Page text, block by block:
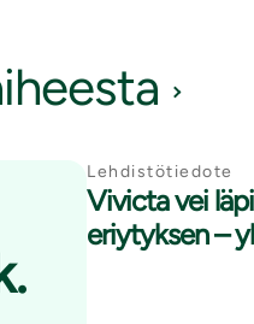
Lehdistötiedote
Vivicta vei
eriytyksen –